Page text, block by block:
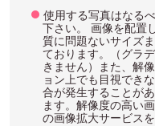
使用する写真はなる
下さい。 画像を配置
質に問題ないサイズ
ております。（グラ
きません）また、解
ョン上でも目視でき
合が発生することが
ます。解像度の高い
の画像拡大サービス